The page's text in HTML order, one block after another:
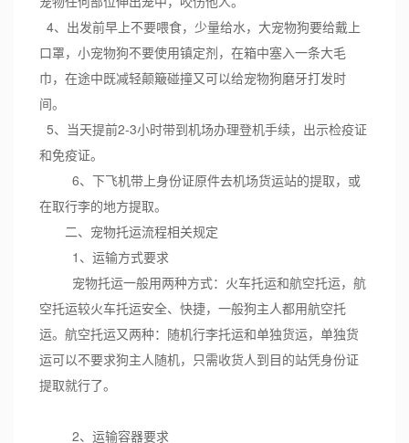
4、出发前早上不要喂食，少量给水，大宠物狗要给戴上
口罩，小宠物狗不要使用镇定剂，在箱中塞入一条大毛
巾，在途中既减轻颠簸碰撞又可以给宠物狗磨牙打发时
间。
5、当天提前2-3小时带到机场办理登机手续，出示检疫证
和免疫证。
6、下飞机带上身份证原件去机场货运站的提取，或
在取行李的地方提取。
二、宠物托运流程相关规定
1、运输方式要求
宠物托运一般用两种方式：火车托运和航空托运，航
空托运较火车托运安全、快捷，一般狗主人都用航空托
运。航空托运又两种：随机行李托运和单独货运，单独货
运可以不要求狗主人随机，只需收货人到目的站凭身份证
提取就行了。
2、运输容器要求